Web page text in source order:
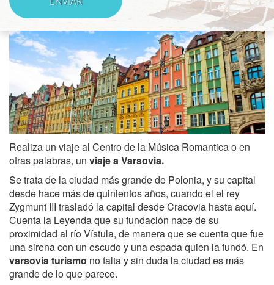
Realiza un viaje al Centro de la Música Romantica o en
otras palabras, un viaje aVarsovia.
Se trata de la ciudad más grande de Polonia, y su capital
desde hace más de quinientos años, cuando el el rey
Zygmunt III trasladó la capital desde Cracovia hasta aquí.
Cuenta la Leyenda que su fundación nace de su
proximidad al río Vístula, de manera que se cuenta que fue
una sirena con un escudo y una espada quien la fundó. En
varsovia turismo no falta y sin duda la ciudad es más
grande de lo que parece.